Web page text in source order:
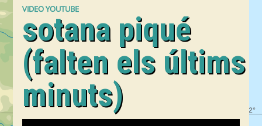
VIDEO YOUTUBE
sotana piqué
(falten els últims
minuts)